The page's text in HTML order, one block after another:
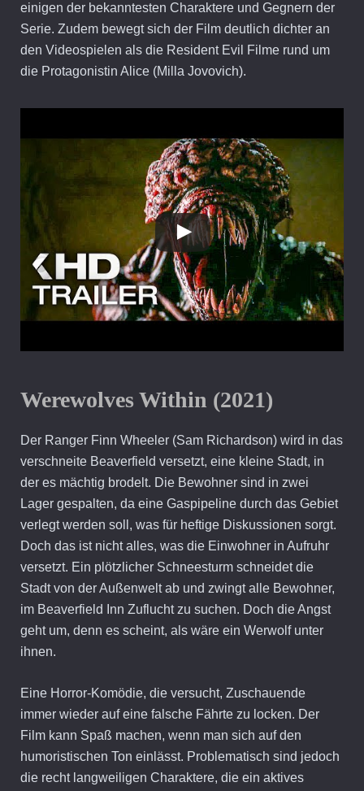
einigen der bekanntesten Charaktere und Gegnern der
Serie. Zudem bewegt sich der Film deutlich dichter an
den Videospielen als die Resident Evil Filme rund um
die Protagonistin Alice (Milla Jovovich).
Werewolves Within (2021)
Der Ranger Finn Wheeler (Sam Richardson) wird in das
verschneite Beaverfield versetzt, eine kleine Stadt, in
der es mächtig brodelt. Die Bewohner sind in zwei
Lager gespalten, da eine Gaspipeline durch das Gebiet
verlegt werden soll, was für heftige Diskussionen sorgt.
Doch das ist nicht alles, was die Einwohner in Aufruhr
versetzt. Ein plötzlicher Schneesturm schneidet die
Stadt von der Außenwelt ab und zwingt alle Bewohner,
im Beaverfield Inn Zuflucht zu suchen. Doch die Angst
geht um, denn es scheint, als wäre ein Werwolf unter
ihnen.
Eine Horror-Komödie, die versucht, Zuschauende
immer wieder auf eine falsche Fährte zu locken. Der
Film kann Spaß machen, wenn man sich auf den
humoristischen Ton einlässt. Problematisch sind jedoch
die recht langweiligen Charaktere, die ein aktives